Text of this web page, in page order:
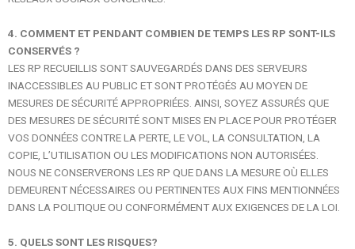
4. COMMENT ET PENDANT COMBIEN DE TEMPS LES RP SONT-ILS
CONSERVÉS ?
LES RP RECUEILLIS SONT SAUVEGARDÉS DANS DES SERVEURS
INACCESSIBLES AU PUBLIC ET SONT PROTÉGÉS AU MOYEN DE
MESURES DE SÉCURITÉ APPROPRIÉES. AINSI, SOYEZ ASSURÉS QUE
DES MESURES DE SÉCURITÉ SONT MISES EN PLACE POUR PROTÉGER
VOS DONNÉES CONTRE LA PERTE, LE VOL, LA CONSULTATION, LA
COPIE, L’UTILISATION OU LES MODIFICATIONS NON AUTORISÉES.
NOUS NE CONSERVERONS LES RP QUE DANS LA MESURE OÙ ELLES
DEMEURENT NÉCESSAIRES OU PERTINENTES AUX FINS MENTIONNÉES
DANS LA POLITIQUE OU CONFORMÉMENT AUX EXIGENCES DE LA LOI.
5. QUELS SONT LES RISQUES?